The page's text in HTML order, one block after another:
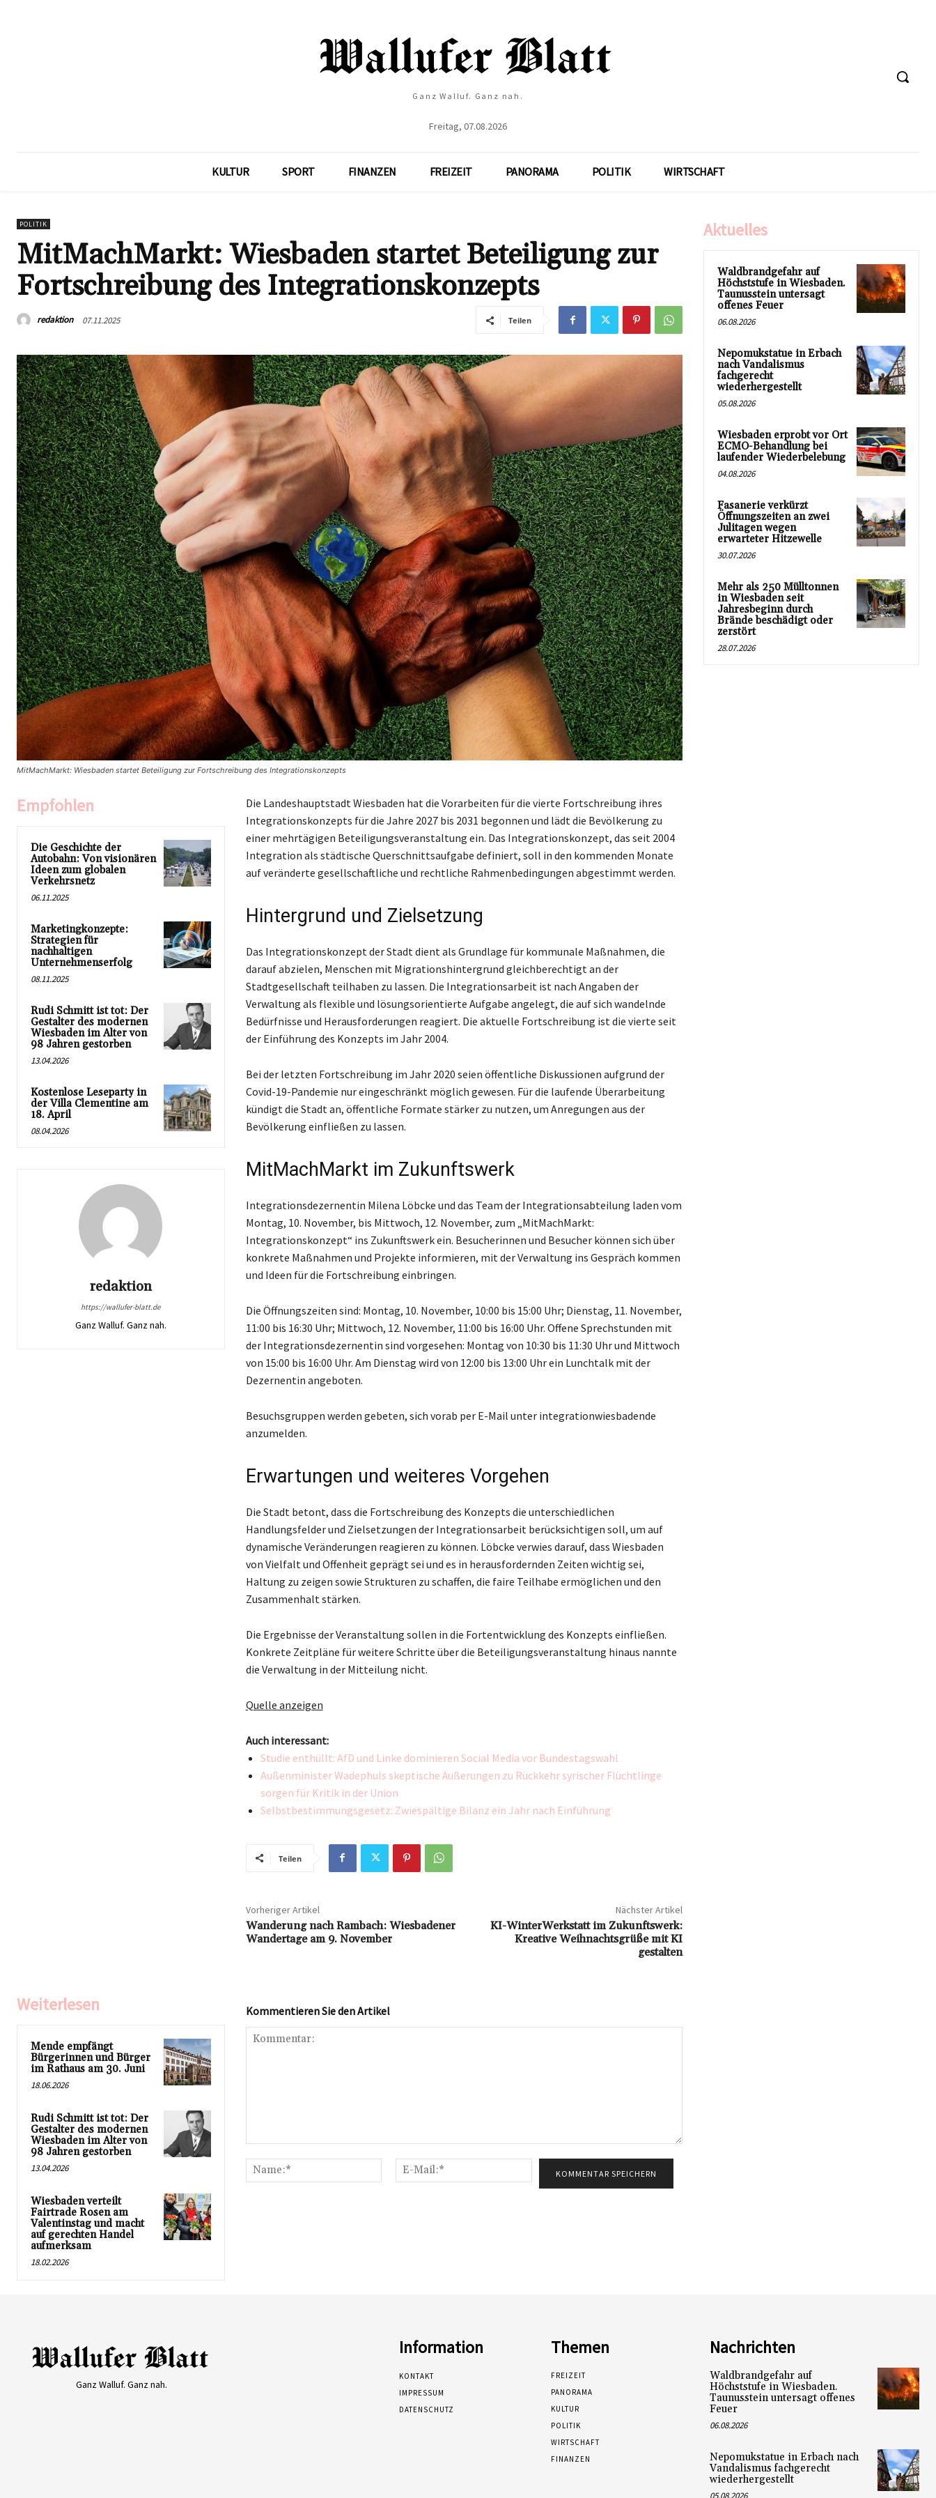
Ganz Walluf. Ganz nah.
Freitag, 07.08.2026
KULTUR SPORT FINANZEN FREIZEIT PANORAMA POLITIK WIRTSCHAFT
POLITIK
MitMachMarkt: Wiesbaden startet Beteiligung zur
Fortschreibung des Integrationskonzepts
redaktion 07.11.2025 Teilen
MitMachMarkt: Wiesbaden startet Beteiligung zur Fortschreibung des Integrationskonzepts
Empfohlen
Die Geschichte der
Autobahn: Von visionären
Ideen zum globalen
Verkehrsnetz
06.11.2025
Marketingkonzepte:
Strategien für
nachhaltigen
Unternehmenserfolg
08.11.2025
Rudi Schmitt ist tot: Der
Gestalter des modernen
Wiesbaden im Alter von
98 Jahren gestorben
13.04.2026
Kostenlose Leseparty in
der Villa Clementine am
18. April
08.04.2026
redaktion
https://wallufer-blatt.de
Ganz Walluf. Ganz nah.
Die Landeshauptstadt Wiesbaden hat die Vorarbeiten für die vierte Fortschreibung ihres
Integrationskonzepts für die Jahre 2027 bis 2031 begonnen und lädt die Bevölkerung zu
einer mehrtägigen Beteiligungsveranstaltung ein. Das Integrationskonzept, das seit 2004
Integration als städtische Querschnittsaufgabe definiert, soll in den kommenden Monate
auf veränderte gesellschaftliche und rechtliche Rahmenbedingungen abgestimmt werden.
Hintergrund und Zielsetzung
Das Integrationskonzept der Stadt dient als Grundlage für kommunale Maßnahmen, die
darauf abzielen, Menschen mit Migrationshintergrund gleichberechtigt an der
Stadtgesellschaft teilhaben zu lassen. Die Integrationsarbeit ist nach Angaben der
Verwaltung als flexible und lösungsorientierte Aufgabe angelegt, die auf sich wandelnde
Bedürfnisse und Herausforderungen reagiert. Die aktuelle Fortschreibung ist die vierte seit
der Einführung des Konzepts im Jahr 2004.
Bei der letzten Fortschreibung im Jahr 2020 seien öffentliche Diskussionen aufgrund der
Covid-19-Pandemie nur eingeschränkt möglich gewesen. Für die laufende Überarbeitung
kündigt die Stadt an, öffentliche Formate stärker zu nutzen, um Anregungen aus der
Bevölkerung einfließen zu lassen.
MitMachMarkt im Zukunftswerk
Integrationsdezernentin Milena Löbcke und das Team der Integrationsabteilung laden vom
Montag, 10. November, bis Mittwoch, 12. November, zum „MitMachMarkt:
Integrationskonzept“ ins Zukunftswerk ein. Besucherinnen und Besucher können sich über
konkrete Maßnahmen und Projekte informieren, mit der Verwaltung ins Gespräch kommen
und Ideen für die Fortschreibung einbringen.
Die Öffnungszeiten sind: Montag, 10. November, 10:00 bis 15:00 Uhr; Dienstag, 11. November,
11:00 bis 16:30 Uhr; Mittwoch, 12. November, 11:00 bis 16:00 Uhr. Offene Sprechstunden mit
der Integrationsdezernentin sind vorgesehen: Montag von 10:30 bis 11:30 Uhr und Mittwoch
von 15:00 bis 16:00 Uhr. Am Dienstag wird von 12:00 bis 13:00 Uhr ein Lunchtalk mit der
Dezernentin angeboten.
Besuchsgruppen werden gebeten, sich vorab per E-Mail unter integrationwiesbadende
anzumelden.
Erwartungen und weiteres Vorgehen
Die Stadt betont, dass die Fortschreibung des Konzepts die unterschiedlichen
Handlungsfelder und Zielsetzungen der Integrationsarbeit berücksichtigen soll, um auf
dynamische Veränderungen reagieren zu können. Löbcke verwies darauf, dass Wiesbaden
von Vielfalt und Offenheit geprägt sei und es in herausfordernden Zeiten wichtig sei,
Haltung zu zeigen sowie Strukturen zu schaffen, die faire Teilhabe ermöglichen und den
Zusammenhalt stärken.
Die Ergebnisse der Veranstaltung sollen in die Fortentwicklung des Konzepts einfließen.
Konkrete Zeitpläne für weitere Schritte über die Beteiligungsveranstaltung hinaus nannte
die Verwaltung in der Mitteilung nicht.
Quelle anzeigen
Auch interessant:
Studie enthüllt: AfD und Linke dominieren Social Media vor Bundestagswahl
Außenminister Wadephuls skeptische Äußerungen zu Rückkehr syrischer Flüchtlinge
sorgen für Kritik in der Union
Selbstbestimmungsgesetz: Zwiespältige Bilanz ein Jahr nach Einführung
Teilen
Vorheriger Artikel
Wanderung nach Rambach: Wiesbadener
Wandertage am 9. November
Nächster Artikel
KI-WinterWerkstatt im Zukunftswerk:
Kreative Weihnachtsgrüße mit KI
gestalten
Weiterlesen
Mende empfängt
Bürgerinnen und Bürger
im Rathaus am 30. Juni
18.06.2026
Rudi Schmitt ist tot: Der
Gestalter des modernen
Wiesbaden im Alter von
98 Jahren gestorben
13.04.2026
Wiesbaden verteilt
Fairtrade Rosen am
Valentinstag und macht
auf gerechten Handel
aufmerksam
18.02.2026
Kommentieren Sie den Artikel
Name:*
Mail:*
Aktuelles
Waldbrandgefahr auf
Höchststufe in Wiesbaden.
Taunusstein untersagt
offenes Feuer
06.08.2026
Nepomukstatue in Erbach
nach Vandalismus
fachgerecht
wiederhergestellt
05.08.2026
Wiesbaden erprobt vor Ort
ECMO-Behandlung bei
laufender Wiederbelebung
04.08.2026
Fasanerie verkürzt
Öffnungszeiten an zwei
Julitagen wegen
erwarteter Hitzewelle
30.07.2026
Mehr als 250 Mülltonnen
in Wiesbaden seit
Jahresbeginn durch
Brände beschädigt oder
zerstört
28.07.2026
Ganz Walluf. Ganz nah.
Information
KONTAKT
IMPRESSUM
DATENSCHUTZ
Themen
FREIZEIT
PANORAMA
KULTUR
POLITIK
WIRTSCHAFT
FINANZEN
Nachrichten
Waldbrandgefahr auf
Höchststufe in Wiesbaden.
Taunusstein untersagt offenes
Feuer
06.08.2026
Nepomukstatue in Erbach nach
Vandalismus fachgerecht
wiederhergestellt
05.08.2026